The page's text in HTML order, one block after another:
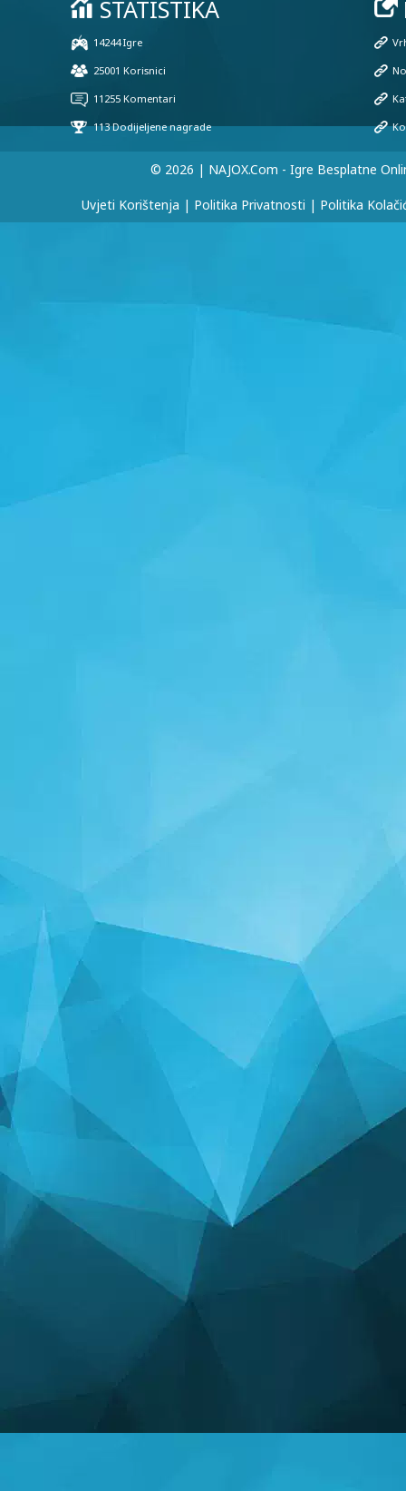
© 2026 | NAJOX.com - Igre Besplatne
Uvjeti Korištenja | Politika Privatnosti | Politika